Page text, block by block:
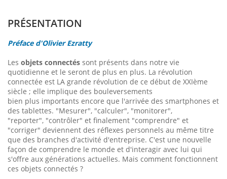
PRÉSENTATION
Préface d'Olivier Ezratty
Les objets connectés sont présents dans notre vie
quotidienne et le seront de plus en plus. La révolution
connectée est LA grande révolution de ce début de XXIème
siècle ; elle implique des bouleversements
bien plus importants encore que l'arrivée des smartphones et
des tablettes. "Mesurer", "calculer", "monitorer",
"reporter", "contrôler" et finalement "comprendre" et
"corriger" deviennent des réflexes personnels au même titre
que des branches d'activité d'entreprise. C'est une nouvelle
façon de comprendre le monde et d'interagir avec lui qui
s'offre aux générations actuelles. Mais comment fonctionnent
ces objets connectés ?